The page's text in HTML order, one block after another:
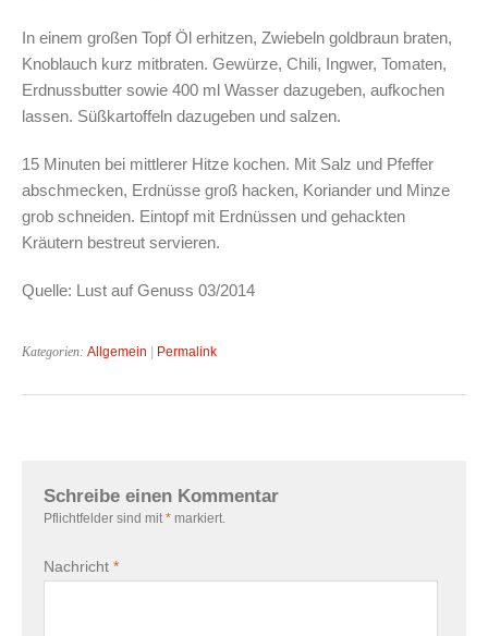
In einem großen Topf Öl erhitzen, Zwiebeln goldbraun braten,
Knoblauch kurz mitbraten. Gewürze, Chili, Ingwer, Tomaten,
Erdnussbutter sowie 400 ml Wasser dazugeben, aufkochen
lassen. Süßkartoffeln dazugeben und salzen.
15 Minuten bei mittlerer Hitze kochen. Mit Salz und Pfeffer
abschmecken, Erdnüsse groß hacken, Koriander und Minze
grob schneiden. Eintopf mit Erdnüssen und gehackten
Kräutern bestreut servieren.
Quelle: Lust auf Genuss 03/2014
Kategorien: Allgemein | Permalink
Schreibe einen Kommentar
Pflichtfelder sind mit * markiert.
Nachricht *